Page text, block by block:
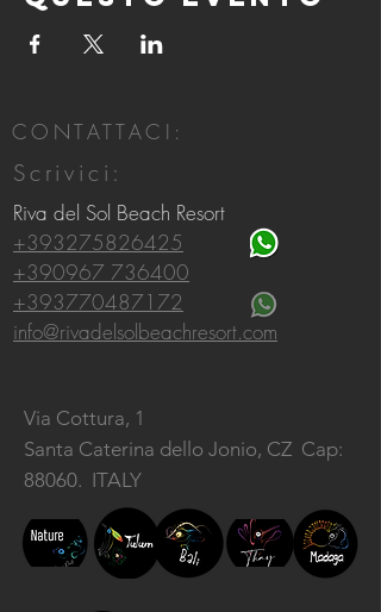
CONTATTACI:
Scrivici:
Riva del Sol Beach Resort
+393275826425
+390967 736400
+393770487172
info@rivadelsolbeachresort.com
Via Cottura, 1
Santa Caterina dello Jonio, CZ Cap:
88060. ITALY